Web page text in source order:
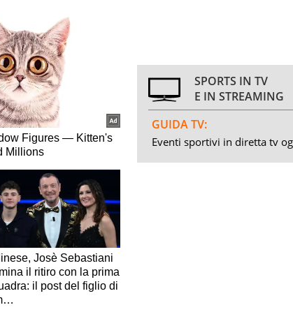
SPORTS IN TV
E IN STREAMING
GUIDA TV:
Eventi sportivi in diretta tv